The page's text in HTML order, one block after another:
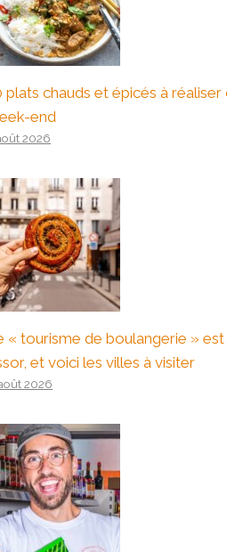
plats chauds et épicés à réaliser
end
2026
« tourisme de boulangerie » est
et voici les villes à visiter
2026